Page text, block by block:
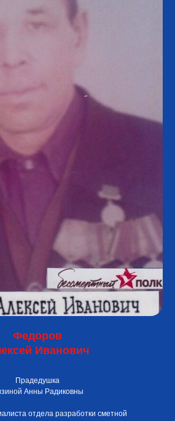
Федоров
Иванович
Прадедушка
Анны Радиковны
отдела разработки сметной